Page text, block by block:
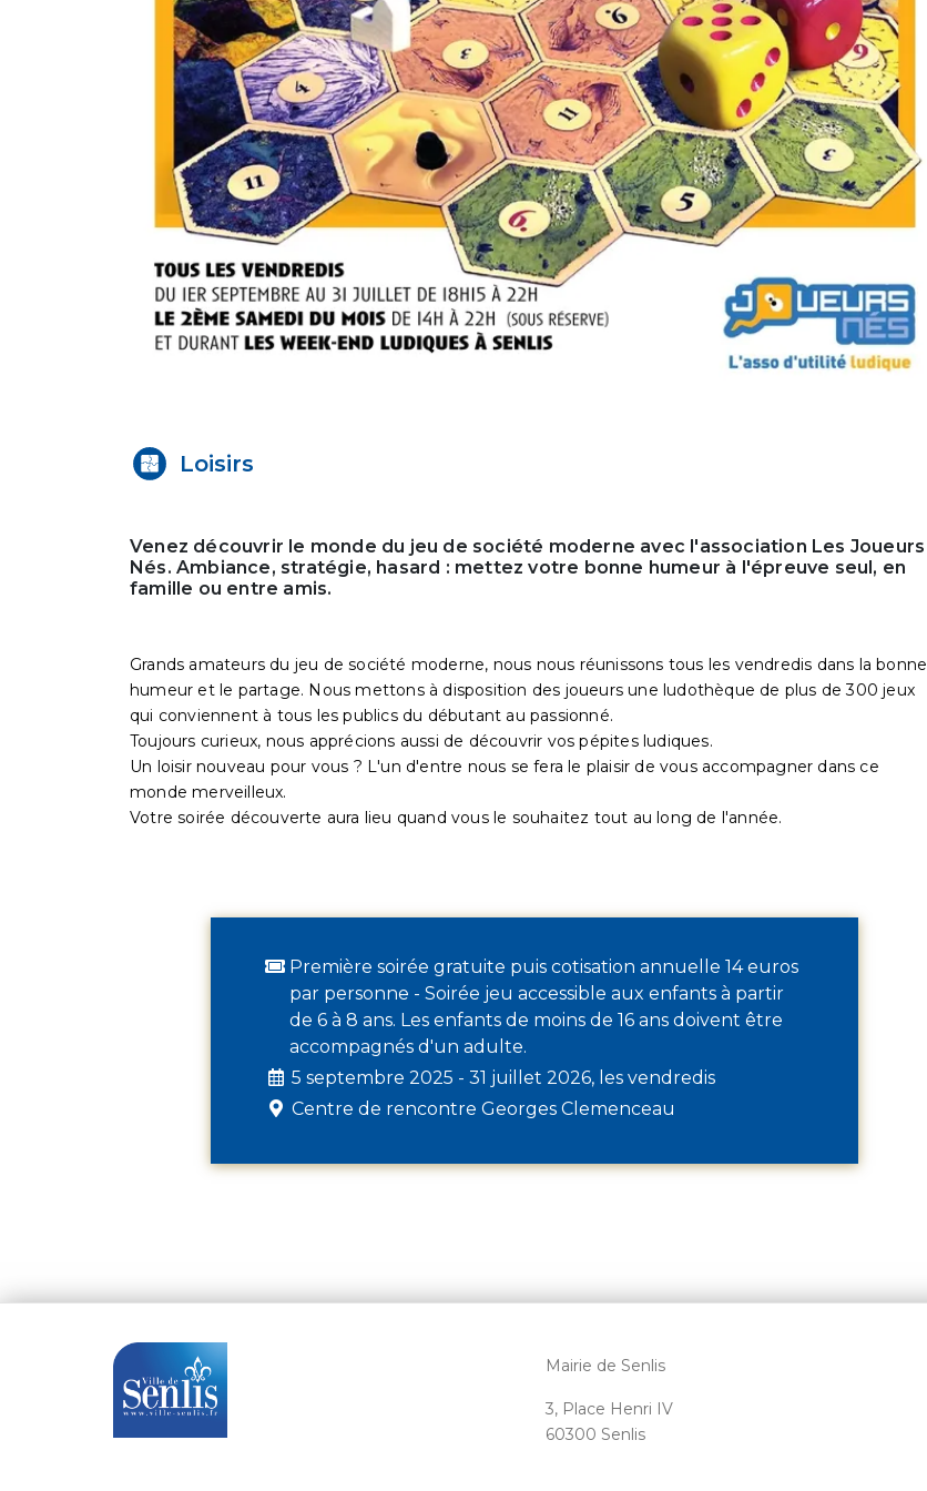
Loisirs
Venez découvrir le monde du jeu de société moderne avec l'association Les Joueurs
Nés. Ambiance, stratégie, hasard : mettez votre bonne humeur à l'épreuve seul, en
famille ou entre amis.
Grands amateurs du jeu de société moderne, nous nous réunissons tous les vendredis dans la bonne
humeur et le partage. Nous mettons à disposition des joueurs une ludothèque de plus de 300 jeux
qui conviennent à tous les publics du débutant au passionné.
Toujours curieux, nous apprécions aussi de découvrir vos pépites ludiques.
Un loisir nouveau pour vous ? L'un d'entre nous se fera le plaisir de vous accompagner dans ce
monde merveilleux.
Votre soirée découverte aura lieu quand vous le souhaitez tout au long de l'année.
Première soirée gratuite puis cotisation annuelle 14 euros
par personne - Soirée jeu accessible aux enfants à partir
de 6 à 8 ans. Les enfants de moins de 16 ans doivent être
accompagnés d'un adulte.
5 septembre 2025 - 31 juillet 2026, les vendredis
Centre de rencontre Georges Clemenceau
Mairie de Senlis
3, Place Henri IV
60300 Senlis